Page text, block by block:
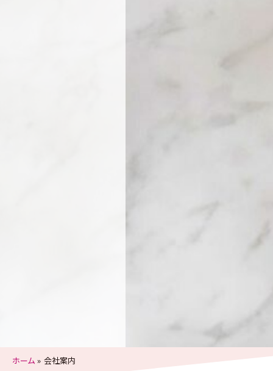
ホーム 会社案内